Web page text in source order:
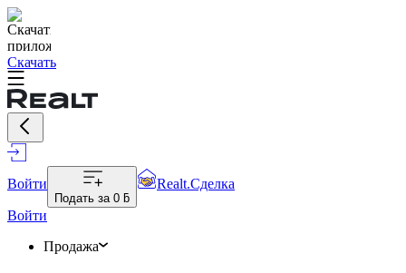
Скачать
Войти
Подать за 0 ƃ
Realt.Сделка
Войти
Продажа